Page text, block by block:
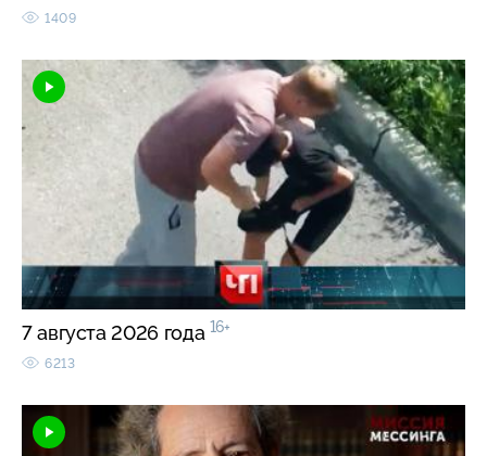
1409
7 августа 2026 года 16+
6213